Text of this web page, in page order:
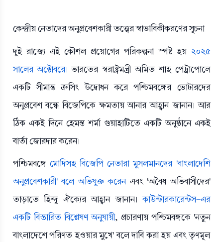
কেন্দ্রীয় নেতাদের অনুপ্রবেশকারী তত্ত্বের স্বাভাবিকীকরণের সূচনা
দুই রাজ্যে এই কৌশল প্রয়োগের পরিকল্পনা স্পষ্ট হয় ২০২৫
সালের অক্টোবরে। ভারতের স্বরাষ্ট্রমন্ত্রীঅমিত শাহ পেট্রাপোলে
একটি সীমান্ত ক্রসিং উদ্বোধন করে পশ্চিমবঙ্গের ভোটারদের
অনুপ্রবেশ বন্ধে বিজেপিকে ক্ষমতায় আনার আহ্বান জানান। আর
ঠিক একই দিনে হেমন্ত শর্মা গুয়াহাটিতে একটি অনুষ্ঠানে একই
বার্তা জোরদার করেন।
পশ্চিমবঙ্গে মোদিসহ বিজেপি নেতারা মুসলমানদের 'বাংলাদেশি
অনুপ্রবেশকারী' বলে অভিযুক্ত করেনএবং 'অবৈধ অভিবাসীদের'
তাড়াতে হিন্দু ঐক্যের আহ্বান জানান।কাউন্টারকারেন্টস-এর
একটি বিস্তারিত বিশ্লেষণ অনুযায়ী, প্রচারণায় পশ্চিমবঙ্গকে 'নতুন
বাংলাদেশে পরিণত হওয়ার মুখে' বলে দাবি করা হয় এবং তৃণমূল